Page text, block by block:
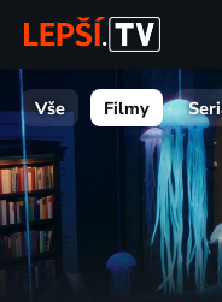
Vše Filmy